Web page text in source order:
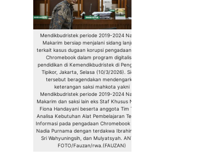
Mendikbudristek periode 2019-2024 Nadiem
Makarim bersiap menjalani sidang lanjutan
terkait kasus dugaan korupsi pengadaan laptop
Chromebook dalam program digitalisasi
pendidikan di Kemendikbudristek di Pengadilan
Tipikor, Jakarta, Selasa (10/3/2026). Sidang
tersebut beragendakan mendengarkan
keterangan saksi mahkota yakni
Mendikbudristek periode 2019-2024 Nadiem
Makarim dan saksi lain eks Staf Khusus Nadiem
Fiona Handayani beserta anggota Tim Teknis
Analisa Kebutuhan Alat Pembelajaran Teknologi
Informasi pada pengadaan Chromebook Stefani
Nadia Purnama dengan terdakwa Ibrahim Arief,
Sri Wahyuningsih, dan Mulyatsyah. ANTARA
FOTO/Fauzan/rwa.(FAUZAN)